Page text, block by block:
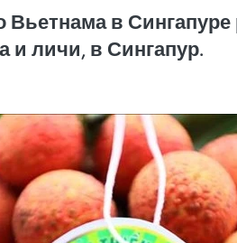
Вьетнама в
и личи, в Сингапур.